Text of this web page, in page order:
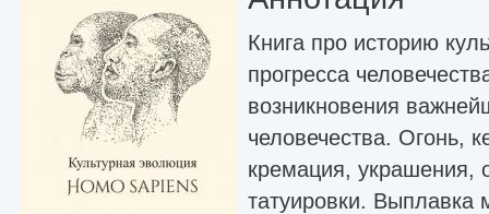
Книга про историю
прогресса
возникновения
человечества. Огонь,
кремация, украшения,
татуировки.